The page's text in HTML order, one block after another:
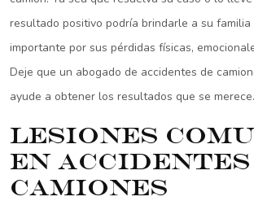
resultado positivo podría brindarle a su familia
importante por sus pérdidas físicas,
Deje que un abogado de accidentes de
ayude a obtener los resultados que se merece.
Lesiones
en accidentes
camiones